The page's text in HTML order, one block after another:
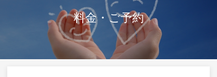
料金・ご予約